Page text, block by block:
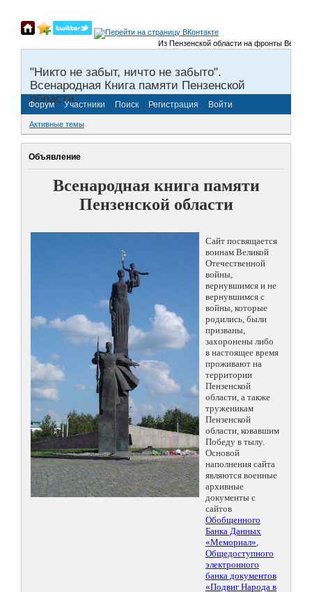
Из Пензенской области на фронты Великой
"Никто не забыт, ничто не забыто".
Всенародная Книга памяти Пензенской
области.
Форум Участники Поиск Регистрация Войти
Активные темы
Объявление
Всенародная книга памяти
Пензенской области
Сайт посвящается
воинам Великой
Отечественной
войны,
вернувшимся и не
вернувшимся с
войны, которые
родились, были
призваны,
захоронены либо
в настоящее время
проживают на
территории
Пензенской
области, а также
труженикам
Пензенской
области, ковавшим
Победу в тылу.
Основой
наполнения сайта
являются военные
архивные
документы с
сайтов
Обобщенного
Банка Данных
«Мемориал»,
Общедоступного
электронного
банка документов
«Подвиг Народа в